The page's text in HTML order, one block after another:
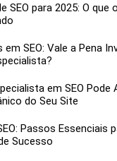
SEO para 2025: O que
SEO: Vale a Pena
em SEO Pode
do Seu Site
Passos Essenciais
Sucesso